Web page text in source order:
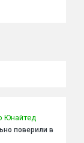
Юнайтед
поверили в